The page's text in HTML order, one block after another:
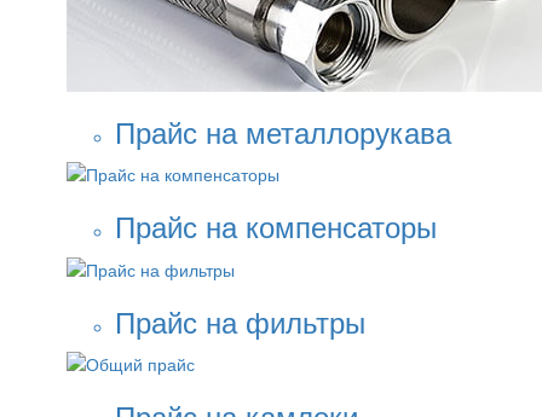
Прайс на металлорукава
Прайс на компенсаторы
Прайс на фильтры